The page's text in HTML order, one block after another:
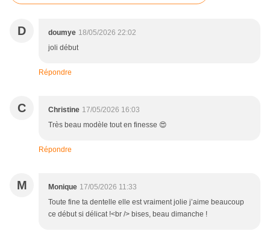
D doumye 18/05/2026 22:02
joli début
Répondre
C Christine 17/05/2026 16:03
Très beau modèle tout en finesse 😍
Répondre
M Monique 17/05/2026 11:33
Toute fine ta dentelle elle est vraiment jolie j’aime beaucoup
ce début si délicat !<br /> bises, beau dimanche !